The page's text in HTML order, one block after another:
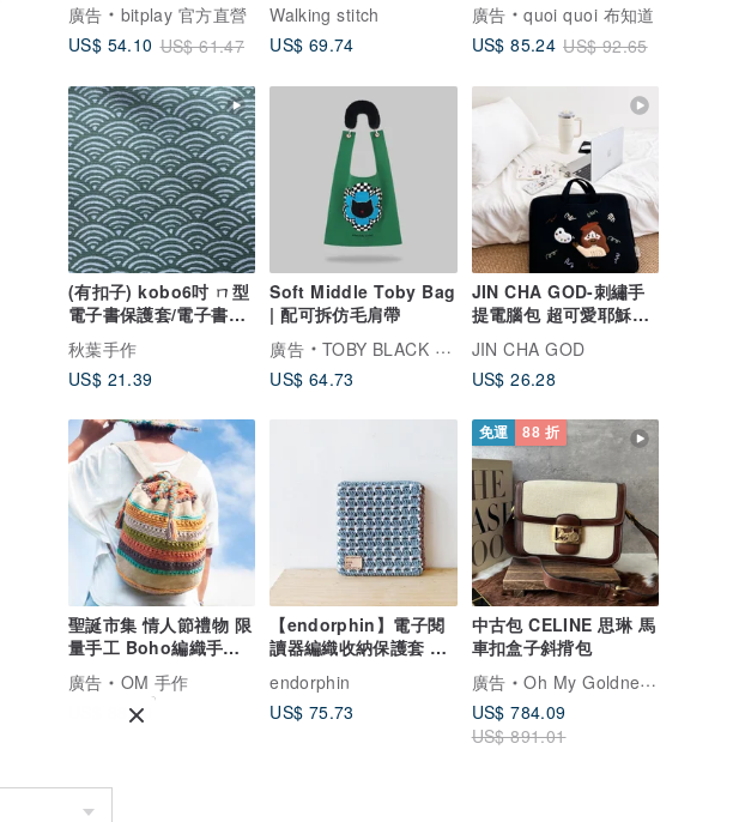
廣告
bitplay 官方直營
US$ 54.10 US$ 61.47
Walking stitch
US$ 69.74
廣告
quoi quoi 布知道
US$ 85.24 US$ 92.65
(有扣子) kobo6吋 ㄇ型
電子書保護套/電子書平
板套/Kobo 6吋保護
秋葉手作
US$ 21.39
Soft Middle Toby Bag
| 配可拆仿毛肩帶
廣告
TOBY BLACK 托比小黑
US$ 64.73
JIN CHA GOD-刺繡手
提電腦包 超可愛耶穌畫
家插畫刺繡手提電腦包
JIN CHA GOD
US$ 26.28
聖誕市集 情人節禮物 限
量手工 Boho編織手感
後背包 / 民族後背包 /
後背包 / 肩背包 / 民族
登山包 / 旅行後背包 /
虹色繽紛條紋
廣告
OM 手作
US$ 88.20
【endorphin】電子閱
讀器編織收納保護套 馬
賽克磚款
endorphin
US$ 75.73
免運 88 折
中古包 CELINE 思琳 馬
車扣盒子斜揹包
廣告
Oh My Goldness Vintage 持牌鑑定師的中古選物店
US$ 784.09
US$ 891.01